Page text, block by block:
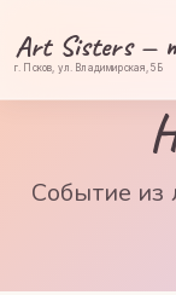
Art Sisters —
г. Псков, ул. Владимирская, 5Б
Событие из